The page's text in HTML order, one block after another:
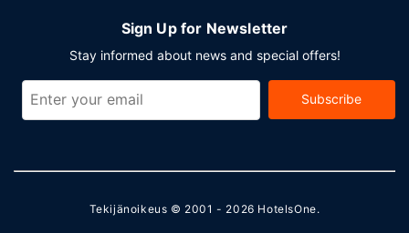
Sign Up for Newsletter
Stay informed about news and special offers!
Subscribe
Tekijänoikeus © 2001 - 2026 HotelsOne.